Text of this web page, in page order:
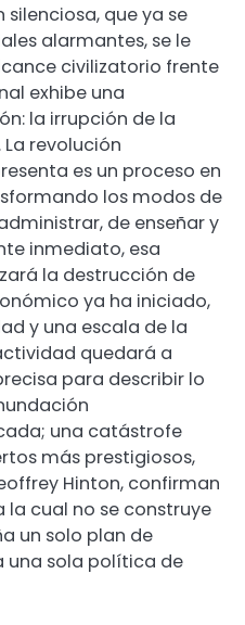
que ya se
alarmantes, se le
civilizatorio frente
exhibe una
la irrupción de la
revolución
es un proceso en
los modos de
de enseñar y
inmediato, esa
la destrucción de
ya ha iniciado,
y una escala de la
quedará a
para describir lo
una catástrofe
más prestigiosos,
Hinton, confirman
cual no se construye
un solo plan de
una sola política de